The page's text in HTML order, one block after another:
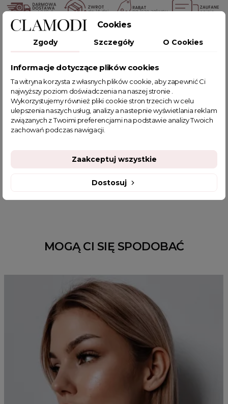
POWIĄZANE TAGI
kombinezon
kombinezon damski
kombinezon wieczorowy
kombinezony damskie
kombinezon damski elegancki
kombinezon damski na wesele
seksowny kombinezon wieczorowy
sklep z odzieżą damską
elegancki kombinezon na wesele
kombinezon damski letni
Kombinezony na wesele
MOGĄ CI SIĘ SPODOBAĆ
Cookies
Zgody Szczegóły O Cookies
Informacje dotyczące plików cookies
Ta witryna korzysta z własnych plików cookie, aby zapewnić Ci
najwyższy poziom doświadczenia na naszej stronie .
Wykorzystujemy również pliki cookie stron trzecich w celu
ulepszenia naszych usług, analizy a nastepnie wyświetlania reklam
związanych z Twoimi preferencjami na podstawie analizy Twoich
zachowań podczas nawigacji.
Dostosuj
Zaakceptuj wszystkie